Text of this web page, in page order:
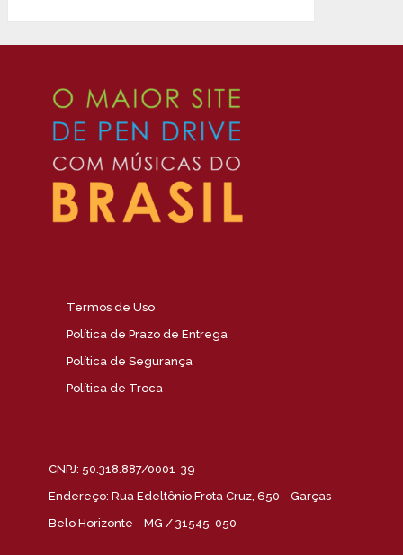
Termos de Uso
Política de Prazo de Entrega
Política de Segurança
Política de Troca
CNPJ: 50.318.887/0001-39
Endereço: Rua Edeltônio Frota Cruz, 650 - Garças -
Belo Horizonte - MG / 31545-050